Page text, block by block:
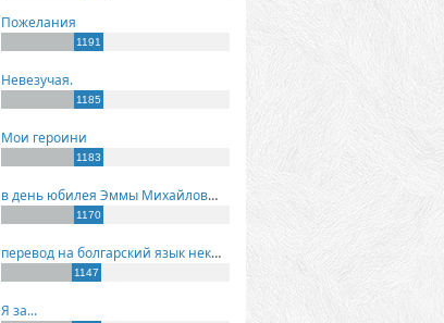
Пожелания
1191
Невезучая.
1185
Мои героини
1183
в день юбилея Эммы Михайловны Киселевой
1170
перевод на болгарский язык некоторых моих стихов
1147
Я за...